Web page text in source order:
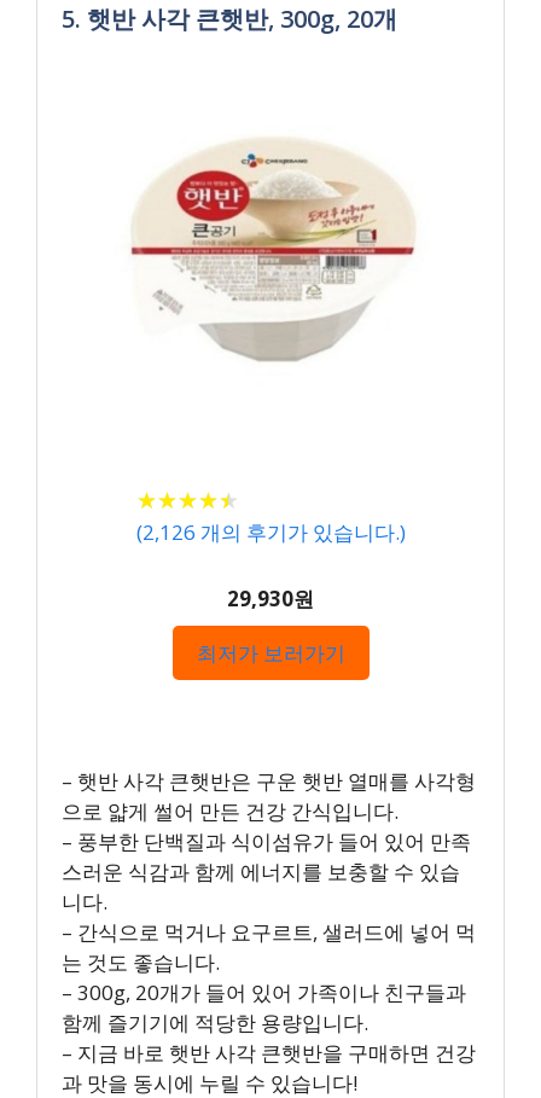
5. 햇반 사각 큰햇반, 300g, 20개
★★★★★
★★★★★
(2,126 개의 후기가 있습니다.)
29,930원
최저가 보러가기
– 햇반 사각 큰햇반은 구운 햇반 열매를 사각형
으로 얇게 썰어 만든 건강 간식입니다.
– 풍부한 단백질과 식이섬유가 들어 있어 만족
스러운 식감과 함께 에너지를 보충할 수 있습
니다.
– 간식으로 먹거나 요구르트, 샐러드에 넣어 먹
는 것도 좋습니다.
– 300g, 20개가 들어 있어 가족이나 친구들과
함께 즐기기에 적당한 용량입니다.
– 지금 바로 햇반 사각 큰햇반을 구매하면 건강
과 맛을 동시에 누릴 수 있습니다!